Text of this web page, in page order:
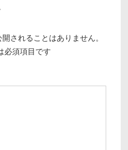
されることはありません。
必須項目です